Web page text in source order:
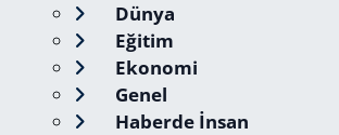
Dünya
Eğitim
Ekonomi
Genel
Haberde İnsan